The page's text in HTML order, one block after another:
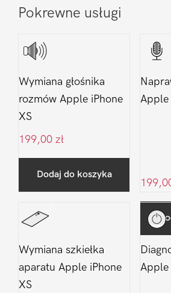
Pokrewne usługi
Wymiana głośnika
rozmów Apple iPhone
XS
199,00 zł
Dodaj do koszyka
Apple
Wymiana szkiełka
aparatu Apple iPhone
XS
Apple